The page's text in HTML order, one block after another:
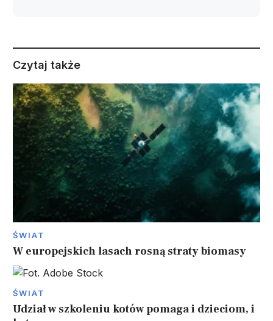
Czytaj także
ŚWIAT
W europejskich lasach rosną straty biomasy
ŚWIAT
Udział w szkoleniu kotów pomaga i dzieciom, i